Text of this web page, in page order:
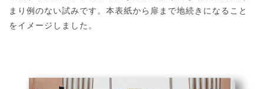
まり例のない試みです。本表紙から扉まで地続きになること
をイメージしました。